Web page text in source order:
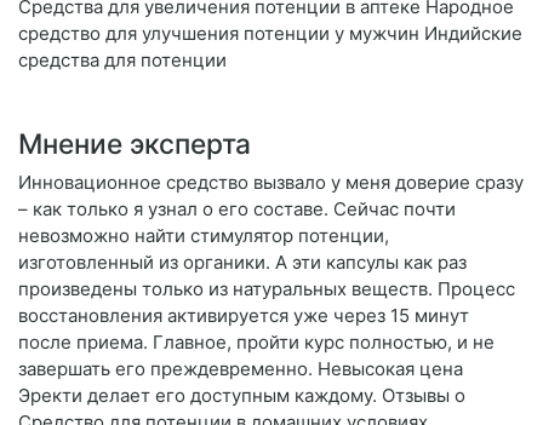
Средства для увеличения потенции в аптеке Народное
средство для улучшения потенции у мужчин Индийские
средства для потенции
Мнение эксперта
Инновационное средство вызвало у меня доверие сразу
– как только я узнал о его составе. Сейчас почти
невозможно найти стимулятор потенции,
изготовленный из органики. А эти капсулы как раз
произведены только из натуральных веществ. Процесс
восстановления активируется уже через 15 минут
после приема. Главное, пройти курс полностью, и не
завершать его преждевременно. Невысокая цена
Эректи делает его доступным каждому. Отзывы о